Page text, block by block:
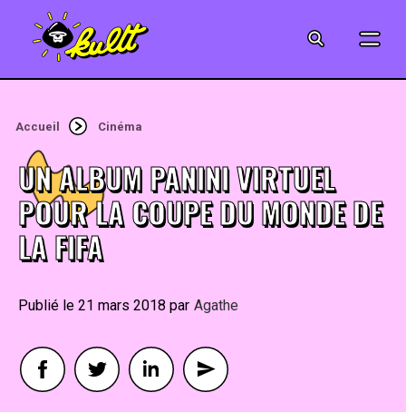
MUSIQUE
ART
JEUX-VIDÉO
VINTAGE
Accueil Cinéma
UN ALBUM PANINI VIRTUEL
POUR LA COUPE DU MONDE DE
LA FIFA
21 mars 2018 By Agathe